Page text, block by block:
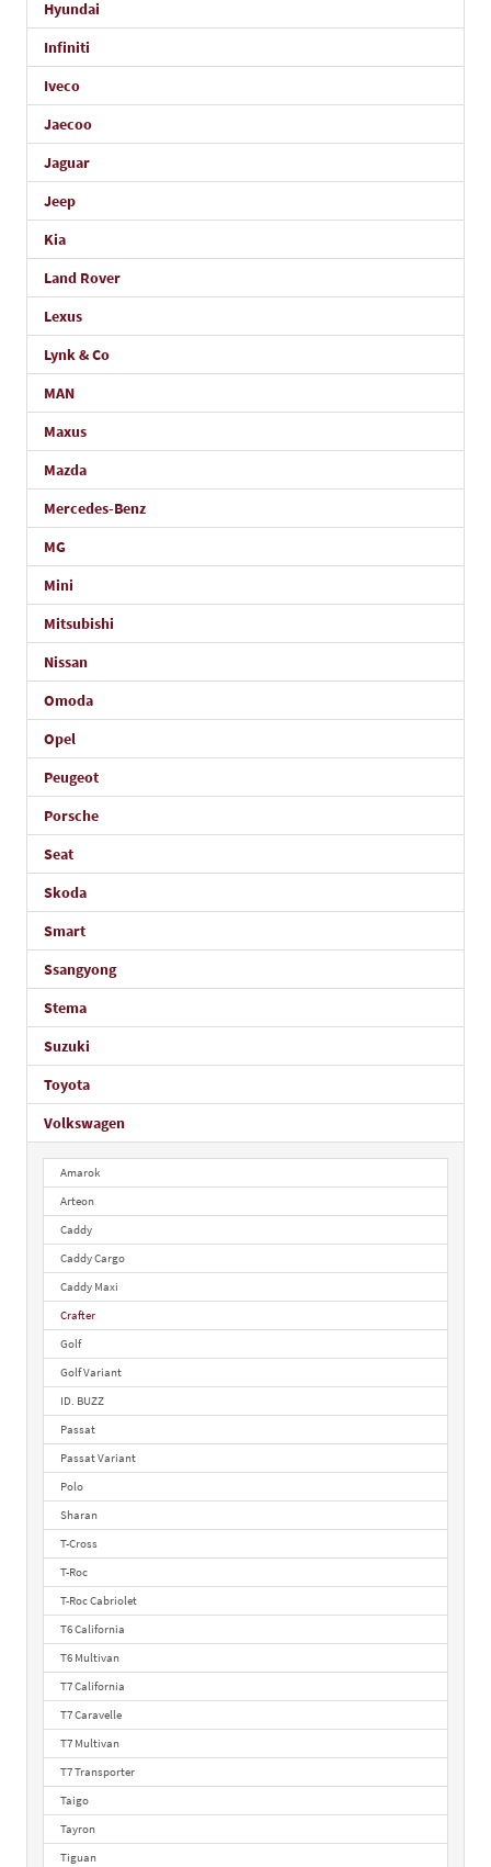
Hyundai
Infiniti
Iveco
Jaecoo
Jaguar
Jeep
Kia
Land Rover
Lexus
Lynk & Co
MAN
Maxus
Mazda
Mercedes-Benz
MG
Mini
Mitsubishi
Nissan
Omoda
Opel
Peugeot
Porsche
Seat
Skoda
Smart
Ssangyong
Stema
Suzuki
Toyota
Volkswagen
Amarok
Arteon
Caddy
Caddy Cargo
Caddy Maxi
Crafter
Golf
Golf Variant
ID. BUZZ
Passat
Passat Variant
Polo
Sharan
T-Cross
T-Roc
T-Roc Cabriolet
T6 California
T6 Multivan
T7 California
T7 Caravelle
T7 Multivan
T7 Transporter
Taigo
Tayron
Tiguan